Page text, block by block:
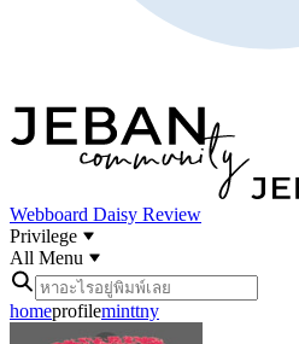
Webboard Daisy Review
Privilege
All Menu
homeprofileminttny